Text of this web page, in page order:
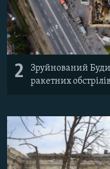
2
Зруйнований
ракетних